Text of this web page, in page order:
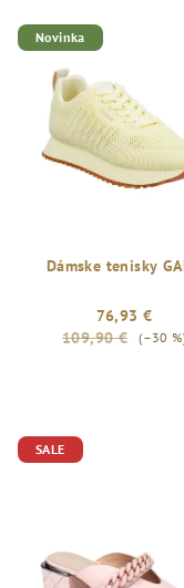
Novinka
Dámske tenisky
76,93 €
109,90 €
(–30
SALE